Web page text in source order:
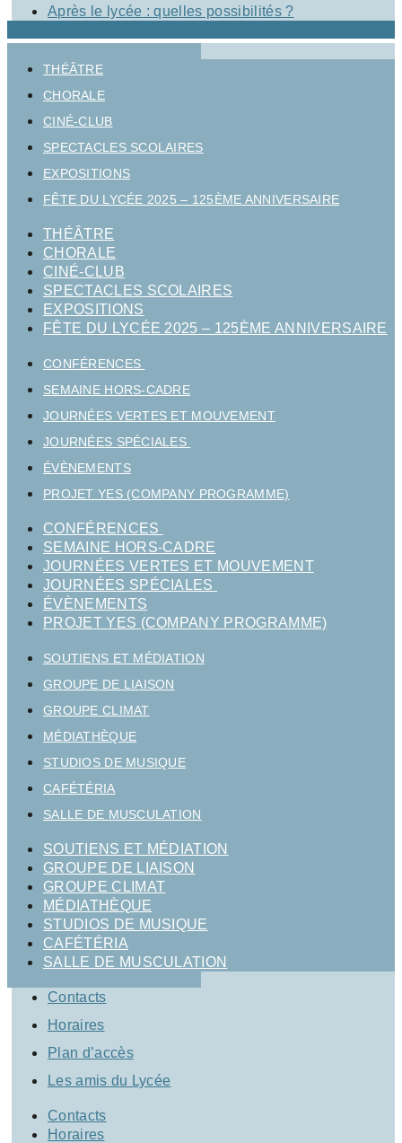
Après le lycée : quelles possibilités ?
THÉÂTRE
CHORALE
CINÉ-CLUB
SPECTACLES SCOLAIRES
EXPOSITIONS
FÊTE DU LYCÉE 2025 – 125ÈME ANNIVERSAIRE
THÉÂTRE
CHORALE
CINÉ-CLUB
SPECTACLES SCOLAIRES
EXPOSITIONS
FÊTE DU LYCÉE 2025 – 125ÈME ANNIVERSAIRE
CONFÉRENCES
SEMAINE HORS-CADRE
JOURNÉES VERTES ET MOUVEMENT
JOURNÉES SPÉCIALES
ÉVÈNEMENTS
PROJET YES (COMPANY PROGRAMME)
CONFÉRENCES
SEMAINE HORS-CADRE
JOURNÉES VERTES ET MOUVEMENT
JOURNÉES SPÉCIALES
ÉVÈNEMENTS
PROJET YES (COMPANY PROGRAMME)
SOUTIENS ET MÉDIATION
GROUPE DE LIAISON
GROUPE CLIMAT
MÉDIATHÈQUE
STUDIOS DE MUSIQUE
CAFÉTÉRIA
SALLE DE MUSCULATION
SOUTIENS ET MÉDIATION
GROUPE DE LIAISON
GROUPE CLIMAT
MÉDIATHÈQUE
STUDIOS DE MUSIQUE
CAFÉTÉRIA
SALLE DE MUSCULATION
Contacts
Horaires
Plan d’accès
Les amis du Lycée
Contacts
Horaires